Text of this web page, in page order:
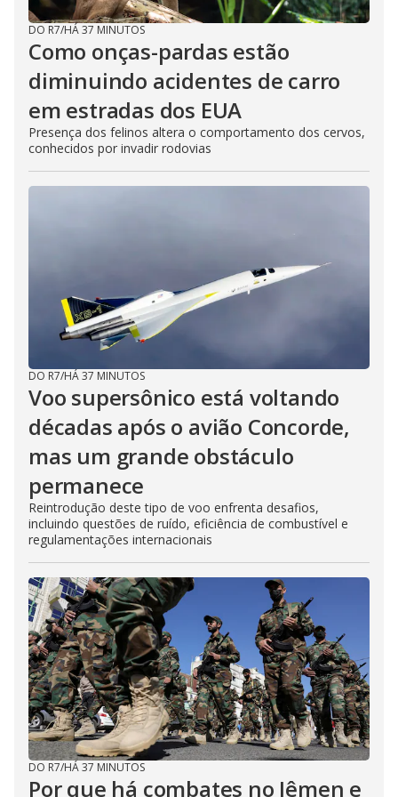
o
DO R7/HÁ 37 MINUTOS
Como onças-pardas estão
diminuindo acidentes de carro
em estradas dos EUA
Presença dos felinos altera o comportamento dos cervos,
conhecidos por invadir rodovias
DO R7/HÁ 37 MINUTOS
Voo supersônico está voltando
décadas após o avião Concorde,
mas um grande obstáculo
permanece
Reintrodução deste tipo de voo enfrenta desafios,
incluindo questões de ruído, eficiência de combustível e
regulamentações internacionais
DO R7/HÁ 37 MINUTOS
Por que há combates no Iêmen e